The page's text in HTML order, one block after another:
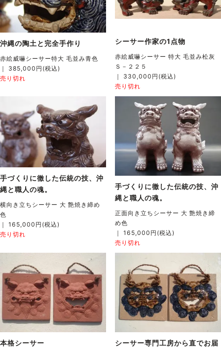
沖縄の陶土と完全手作り
赤絵威嚇シーサー特大 毛並み青色
｜ 385,000円(税込)
売り切れ
シーサー作家の1点物
赤絵威嚇シーサー 特大 毛並み松灰
Ｓ－２２５
｜ 330,000円(税込)
売り切れ
手づくりに徹した伝統の技、沖
縄と職人の魂。
横向き立ちシーサー 大 艶焼き締め
色
｜ 165,000円(税込)
売り切れ
手づくりに徹した伝統の技、沖
縄と職人の魂。
正面向き立ちシーサー 大 艶焼き締
め色
｜ 165,000円(税込)
売り切れ
本格シーサー シーサー専門工房から直でお届